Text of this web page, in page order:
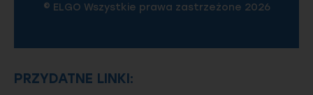
© ELGO Wszystkie prawa zastrzeżone 2026
PRZYDATNE LINKI: